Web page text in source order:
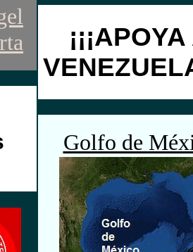
Golfo de